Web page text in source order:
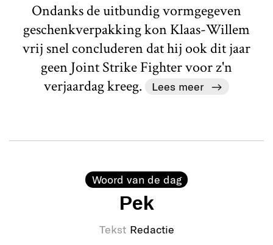
Ondanks de uitbundig vormgegeven
geschenkverpakking kon Klaas-Willem
vrij snel concluderen dat hij ook dit jaar
geen Joint Strike Fighter voor z'n
verjaardag kreeg.
Lees meer
Woord van de dag
Pek
Tekst Redactie